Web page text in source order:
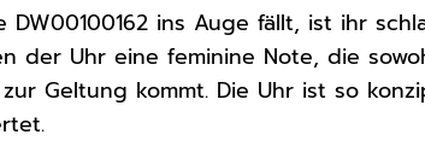
DW00100162 ins Auge fällt, ist ihr
der Uhr eine feminine Note, die
Geltung kommt. Die Uhr ist so